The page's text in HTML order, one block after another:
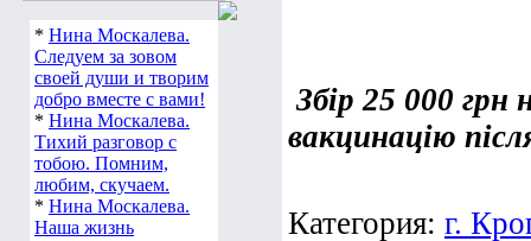
* Нина Москалева.
Следуем за зовом
своей души и творим
добро вместе с вами!
* Нина Москалева.
Тихий разговор с
тобою. Помним,
любим, скучаем.
* Нина Москалева.
Наша жизнь
Збір 25 000 грн
вакцинацію
Категория: г.